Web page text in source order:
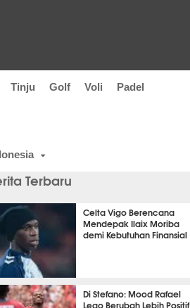
Tinju Golf Voli Padel
Terbaru
Celta Vigo Berencana
Mendepak Ilaix Moriba
demi Kebutuhan Finansial
14 menit 48 detik lalu
Di Stefano: Mood Rafael
Leao Berubah Lebih Positif